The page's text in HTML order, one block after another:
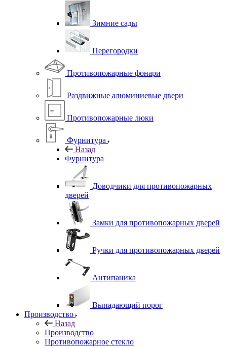
Зимние сады
Перегородки
Противопожарные фонари
Раздвижные алюминиевые двери
Противопожарные люки
Фурнитура
Назад
Фурнитура
Доводчики для противопожарных
дверей
Замки для противопожарных дверей
Ручки для противопожарных дверей
Антипаника
Выпадающий порог
Производство
Назад
Производство
Противопожарное стекло